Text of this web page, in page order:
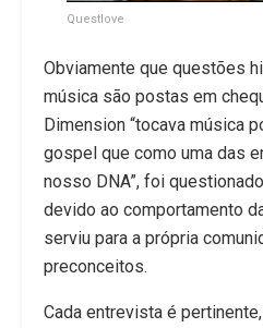
Questlove
Obviamente que questões
música são postas em
Dimension “tocava música
gospel que como uma das
nosso DNA”, foi
devido ao comportamento
serviu para a própria
preconceitos.
Cada entrevista é